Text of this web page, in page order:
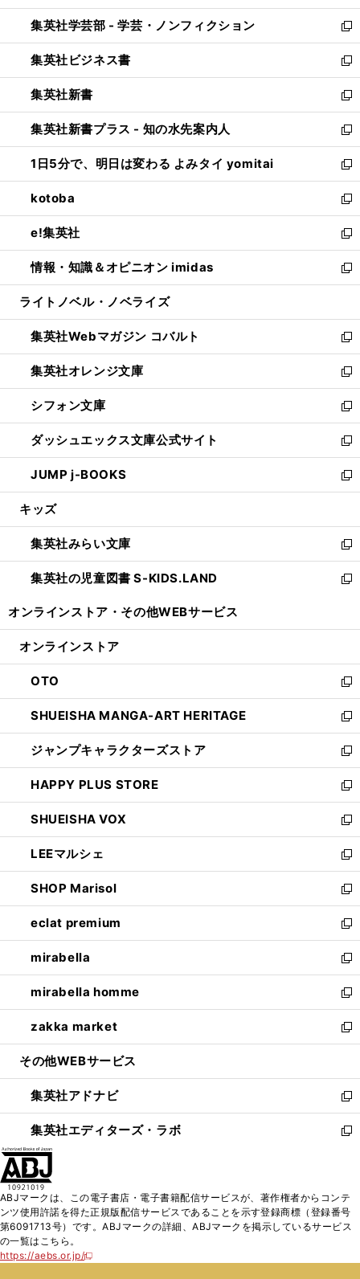
開
く
ウ
で
開
く
ン
ド
ウ
で
開
く
ウ
ィ
ン
ド
ウ
で
開
く
集英社学芸部 - 学芸・ノンフィクション
新
し
い
ウ
ィ
ン
ド
ウ
で
開
く
集英社ビジネス書
新
し
い
ウ
ィ
ン
ド
ウ
で
開
く
集英社新書
新
し
い
ウ
ィ
ン
ド
ウ
で
開
く
集英社新書プラス - 知の水先案内人
新
し
い
ウ
ィ
ン
ド
ウ
で
開
1日5分で、明日は変わる よみタイ yomitai
新
し
い
ウ
ィ
ン
ド
ウ
開
く
kotoba
新
し
い
ウ
ィ
ン
ウ
で
開
く
e!集英社
新
し
い
ウ
ン
ド
ウ
で
開
く
情報・知識＆オピニオン imidas
新
し
ウ
ィ
ン
ド
ウ
で
開
く
ライトノベル・ノベライズ
集英社Webマガジン コバルト
新
し
い
ウ
ィ
ン
ド
ウ
で
開
集英社オレンジ文庫
新
し
い
ウ
ィ
ン
ド
ウ
開
く
シフォン文庫
新
し
い
ウ
ィ
ン
ウ
で
開
く
ダッシュエックス文庫公式サイト
新
し
い
ウ
ン
ド
ウ
で
JUMP j-BOOKS
新
し
ウ
ィ
ン
ド
開
キッズ
集英社みらい文庫
新
し
い
ン
ウ
で
開
く
集英社の児童図書 S-KIDS.LAND
新
ウ
ン
ド
ウ
で
開
く
オンラインストア・ その他WEBサービス
オンラインストア
OTO
新
し
い
ウ
ィ
ン
ド
ウ
で
開
く
SHUEISHA MANGA-ART HERITAGE
新
し
い
ウ
ィ
ン
ド
ウ
で
開
く
ジャンプキャラクターズストア
新
し
い
ウ
ィ
ン
ド
ウ
で
開
く
HAPPY PLUS STORE
新
し
い
ウ
ィ
ン
ド
ウ
で
開
く
SHUEISHA VOX
新
し
い
ウ
ィ
ン
ド
ウ
で
開
く
LEEマルシェ
新
し
い
ウ
ィ
ン
ド
ウ
で
開
く
SHOP Marisol
新
し
い
ウ
ィ
ン
ド
ウ
で
開
eclat premium
新
し
い
ウ
ィ
ン
ド
ウ
開
く
mirabella
新
し
い
ウ
ィ
ン
ウ
で
開
く
mirabella homme
新
し
い
ウ
ン
ド
ウ
で
zakka market
新
し
ウ
ィ
ン
ド
く
その他WEBサービス
集英社アドナビ
新
し
い
ド
ウ
で
集英社エディターズ・ラボ
新
ィ
ン
ド
ABJマークは、この電子書店・電子書籍配信サービスが、著作権者からコンテ
ンツ使用許諾を得た正規版配信サービスであることを示す登録商標（登録番号
第6091713号）です。ABJマークの詳細、ABJマークを掲示しているサービス
の一覧はこちら。
https://aebs.or.jp/
新